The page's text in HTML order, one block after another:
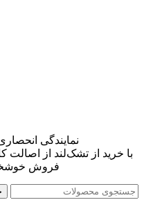
نمایندگی
با خرید از تشک‌لند از اصالت
فروش